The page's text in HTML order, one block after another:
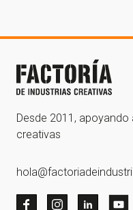
¡Gracias por
Desde 2011,
creativas